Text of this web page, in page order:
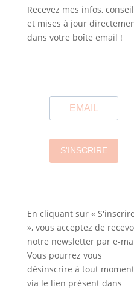
Recevez mes infos,
et mises à jour
dans votre boîte email !
S'INSCRIRE
En cliquant sur « S'inscrire
», vous acceptez de
notre newsletter par e-
Vous pourrez vous
désinscrire à tout moment
via le lien présent dans